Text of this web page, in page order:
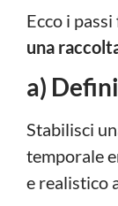
Ecco i
una
a)
Stabilisci
temporale
e realistico